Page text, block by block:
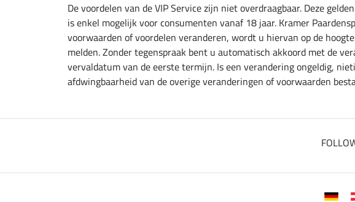
De voordelen van de VIP Service zijn niet overdraagbaar. Deze
is enkel mogelijk voor consumenten vanaf 18 jaar. Kramer
voorwaarden of voordelen veranderen, wordt u hiervan op de
melden. Zonder tegenspraak bent u automatisch akkoord met de
vervaldatum van de eerste termijn. Is een verandering ongeldig,
afdwingbaarheid van de overige veranderingen of voorwaarden